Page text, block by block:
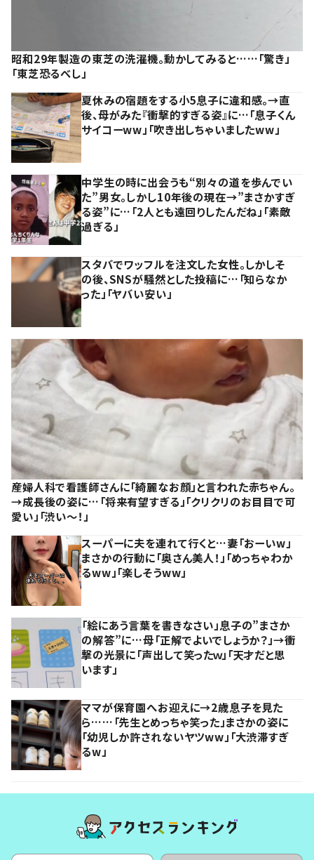
昭和29年製造の東芝の洗濯機。動かしてみると……「驚き」
「東芝恐るべし」
夏休みの宿題をする小5息子に違和感。→直
後、母がみた『衝撃的すぎる姿』に…「息子くん
サイコーww」「吹き出しちゃいましたww」
中学生の時に出会うも“別々の道を歩んでい
た”男女。しかし10年後の現在→”まさかすぎ
る姿”に…「2人とも遠回りしたんだね」「素敵
過ぎる」
スタバでワッフルを注文した女性。しかしそ
の後、SNSが騒然とした投稿に…「知らなか
った」「ヤバい安い」
産婦人科で看護師さんに「綺麗なお顔」と言われた赤ちゃん。
→成長後の姿に…「将来有望すぎる」「クリクリのお目目で可
愛い」「渋い～！」
スーパーに夫を連れて行くと…妻「おーいw」
まさかの行動に「奥さん美人！」「めっちゃわか
るww」「楽しそうww」
「絵にあう言葉を書きなさい」息子の”まさか
の解答”に…母「正解でよいでしょうか？」→衝
撃の光景に「声出して笑ったｗ」「天才だと思
います」
ママが保育園へお迎えに→2歳息子を見た
ら……「先生とめっちゃ笑った」まさかの姿に
「幼児しか許されないヤツww」「大渋滞すぎ
るw」